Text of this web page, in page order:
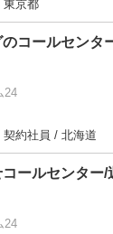
東京都
コールセンタ
24
約社員 / 北海道
ールセンター
24